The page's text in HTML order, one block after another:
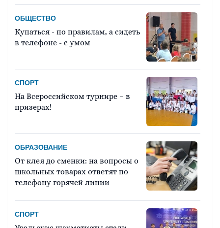
статус одного из ведущих
промышленных,
образовательных и научных
ЭКОНОМИКА
18 мая 2026
Свердловские пищевые
предприятия нацелены на
ВЛАСТЬ
25 марта 2026
Денис Паслер утвердил сводный
план тушения лесных пожаров
ОБЩЕСТВО
Купаться - по правилам, а сидеть
в телефоне - с умом
СПОРТ
На Всероссийском турнире – в
призерах!
ОБРАЗОВАНИЕ
От клея до сменки: на вопросы о
школьных товарах ответят по
телефону горячей линии
СПОРТ